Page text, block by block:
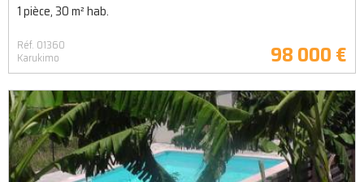
1 pièce, 30 m² hab.
Réf. 01360
Karukimo 98 000 €